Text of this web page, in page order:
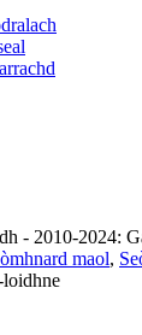
- 2010-2024:
maol,